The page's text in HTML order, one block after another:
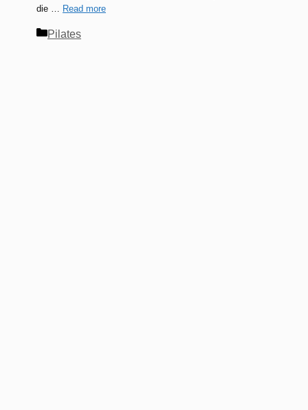
die … Read more
Kategorien
Pilates